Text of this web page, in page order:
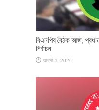
বিএনপির বৈঠক আজ,
নির্বাচন
আগস্ট 1, 2026